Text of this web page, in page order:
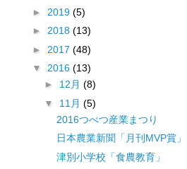
► 2019 (5)
► 2018 (13)
► 2017 (48)
▼ 2016 (13)
► 12月 (8)
▼ 11月 (5)
2016つべつ産業まつり
日本農業新聞「月刊MVP賞」
津別小学校「食農教育」